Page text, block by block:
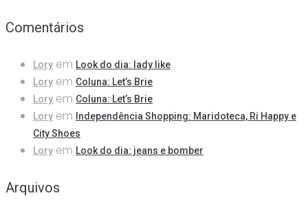
Comentários
Lory em Look do dia: lady like
Lory em Coluna: Let’s Brie
Lory em Coluna: Let’s Brie
Lory em
Independência Shopping: Maridoteca, Ri Happy e
City Shoes
Lory em Look do dia: jeans e bomber
Arquivos